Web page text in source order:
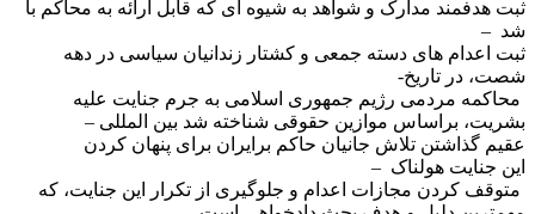
ثبت هدفمند مدارک و شواهد به شیوه ای که قابل ارائه به محاکم با
شد –
ثبت اعدام های دسته جمعی و کشتار زندانیان سیاسی در دهه
شصت، در تاریخ-
محاکمه مردمی رژیم جمهوری اسلامی به جرم جنایت علیه
بشریت، براساس موازین حقوقی شناخته شد بین المللی –
عقیم گذاشتن تلاش جانیان حاکم برایران برای پنهان کردن
این جنایت هولناک –
متوقف کردن مجازات اعدام و جلوگیری از تکرار این جنایت، که